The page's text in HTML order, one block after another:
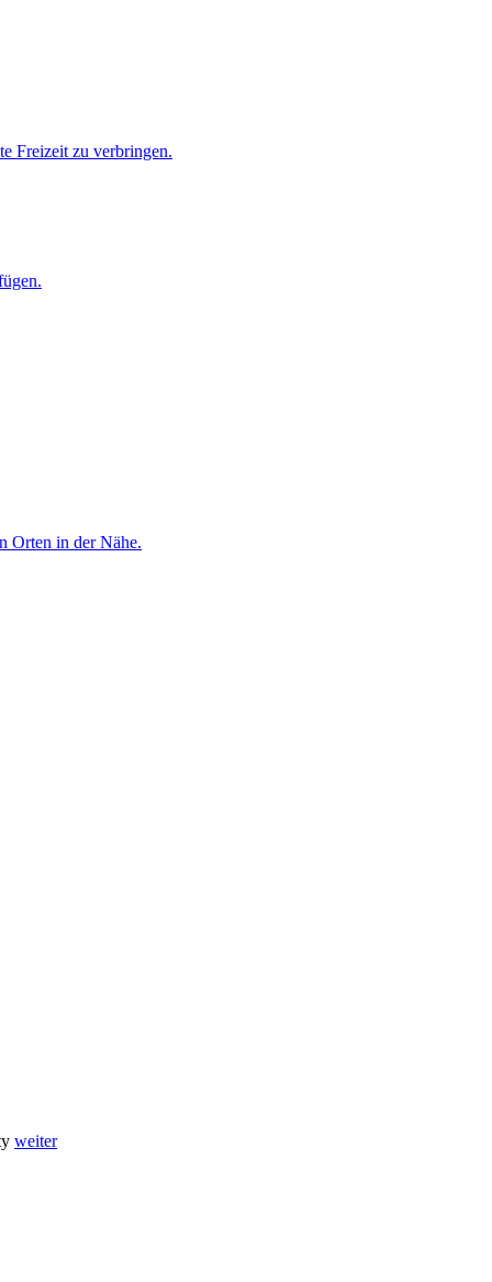
Freizeit zu verbringen.
Orten in der Nähe.
weiter